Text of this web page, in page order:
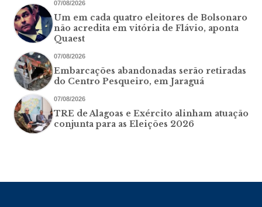
07/08/2026
Um em cada quatro eleitores de Bolsonaro
não acredita em vitória de Flávio, aponta
Quaest
07/08/2026
Embarcações abandonadas serão retiradas
do Centro Pesqueiro, em Jaraguá
07/08/2026
TRE de Alagoas e Exército alinham atuação
conjunta para as Eleições 2026